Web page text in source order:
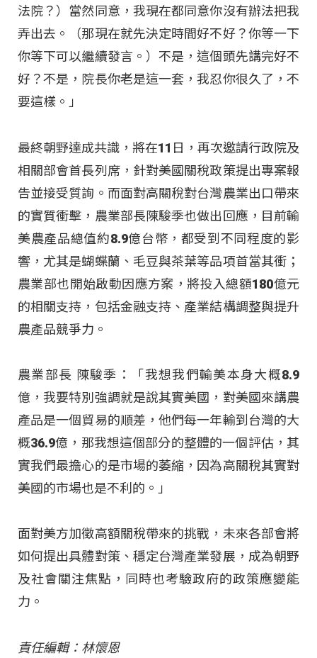
法院？）當然同意，我現在都同意你沒有辦法把我
弄出去。（那現在就先決定時間好不好？你等一下
你等下可以繼續發言。）不是，這個頭先講完好不
好？不是，院長你老是這一套，我忍你很久了，不
要這樣。」
最終朝野達成共識，將在11日，再次邀請行政院及
相關部會首長列席，針對美國關稅政策提出專案報
告並接受質詢。而面對高關稅對台灣農業出口帶來
的實質衝擊，農業部長陳駿季也做出回應，目前輸
美農產品總值約8.9億台幣，都受到不同程度的影
響，尤其是蝴蝶蘭、毛豆與茶葉等品項首當其衝；
農業部也開始啟動因應方案，將投入總額180億元
的相關支持，包括金融支持、產業結構調整與提升
農產品競爭力。
農業部長 陳駿季：「我想我們輸美本身大概8.9
億，我要特別強調就是說其實美國，對美國來講農
產品是一個貿易的順差，他們每一年輸到台灣的大
概36.9億，那我想這個部分的整體的一個評估，其
實我們最擔心的是市場的萎縮，因為高關稅其實對
美國的市場也是不利的。」
面對美方加徵高額關稅帶來的挑戰，未來各部會將
如何提出具體對策、穩定台灣產業發展，成為朝野
及社會關注焦點，同時也考驗政府的政策應變能
力。
責任編輯：林懷恩